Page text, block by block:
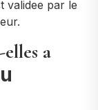
validee par le
a